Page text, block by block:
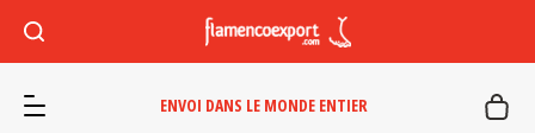
ENVOI DANS LE MONDE ENTIER